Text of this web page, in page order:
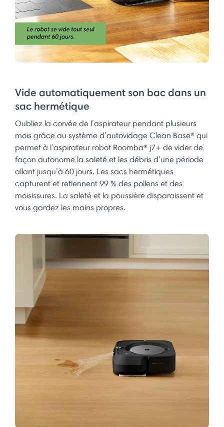
Vide automatiquement son bac dans un
sac hermétique
Oubliez la corvée de l’aspirateur pendant plusieurs
mois grâce au système d’autovidage Clean Base® qui
permet à l’aspirateur robot Roomba® j7+ de vider de
façon autonome la saleté et les débris d’une période
allant jusqu’à 60 jours. Les sacs hermétiques
capturent et retiennent 99 % des pollens et des
moisissures. La saleté et la poussière disparaissent et
vous gardez les mains propres.